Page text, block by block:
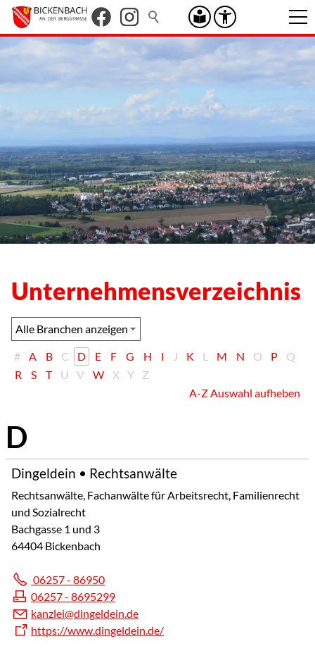
Unternehmensverzeichnis
# A B C D E F G H I J K L M N O P
Q
R
S T U V W X Y
Z
A-Z Auswahl aufheben
Dingeldein • Rechtsanwälte
Rechtsanwälte, Fachanwälte für Arbeitsrecht, Familienrecht
und Sozialrecht
Bachgasse 1 und 3
64404 Bickenbach
06257 - 86950
06257 - 8695299
k nzl d ng ld n d
https://www.dingeldein.de/